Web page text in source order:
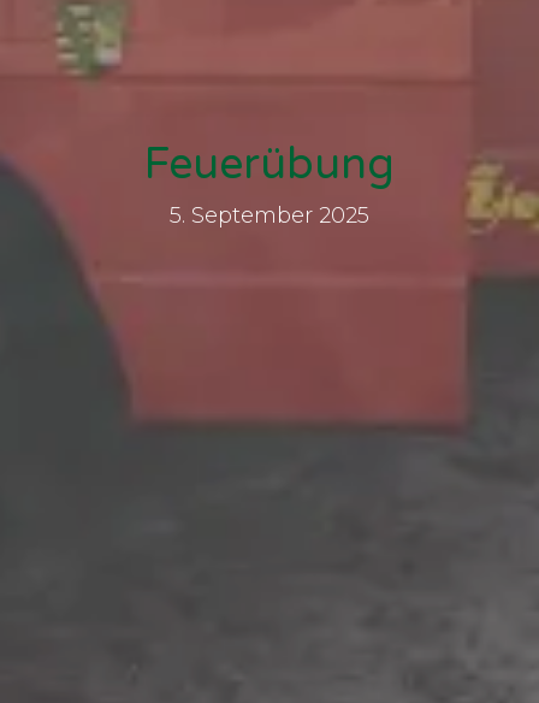
Feuerübung
5. September 2025